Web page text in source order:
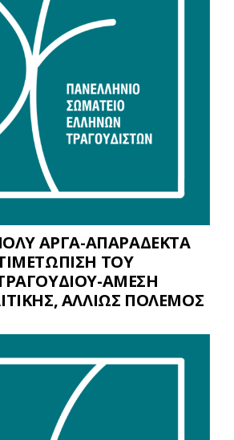
ΑΡΓΑ-ΑΠΑΡΑΔΕΚΤΑ
ΤΟΥ
ΑΜΕΣΗ
ΑΛΛΙΩΣ ΠΟΛΕΜΟΣ